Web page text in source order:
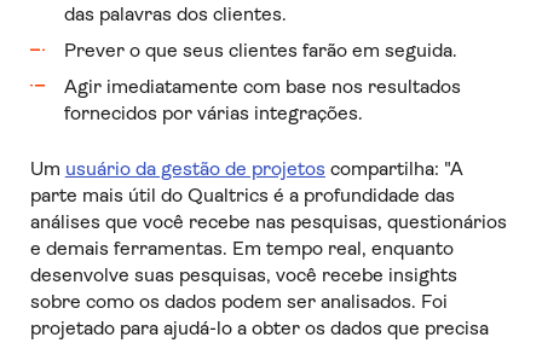
das palavras dos clientes.
Prever o que seus clientes farão em seguida.
Agir imediatamente com base nos resultados
fornecidos por várias integrações.
Um usuário da gestão de projetos compartilha: "A
parte mais útil do Qualtrics é a profundidade das
análises que você recebe nas pesquisas, questionários
e demais ferramentas. Em tempo real, enquanto
desenvolve suas pesquisas, você recebe insights
sobre como os dados podem ser analisados. Foi
projetado para ajudá-lo a obter os dados que precisa